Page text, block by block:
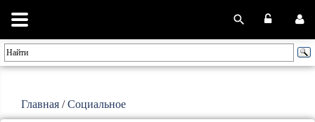
Главная /Социальное